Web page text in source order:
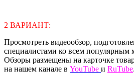
2 ВАРИАНТ:
Просмотреть видеообзор,
специалистами ко всем популярным
Обзоры размещены на карточке
на нашем канале в YouTube и RuTube.